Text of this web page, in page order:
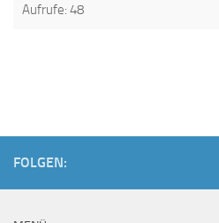
Aufrufe: 48
FOLGEN: